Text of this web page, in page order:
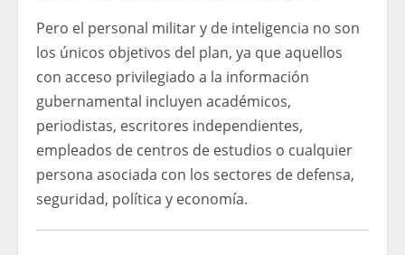
Pero el personal militar y de inteligencia no son
los únicos objetivos del plan, ya que aquellos
con acceso privilegiado a la información
gubernamental incluyen académicos,
periodistas, escritores independientes,
empleados de centros de estudios o cualquier
persona asociada con los sectores de defensa,
seguridad, política y economía.